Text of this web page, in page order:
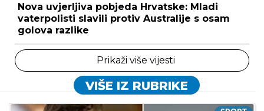
Nova uvjerljiva pobjeda Hrvatske: Mladi
vaterpolisti slavili protiv Australije s osam
golova razlike
Prikaži više vijesti
VIŠE IZ RUBRIKE